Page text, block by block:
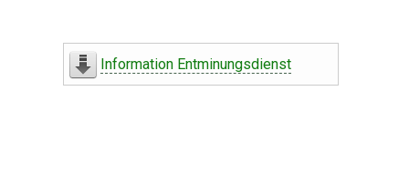
Information Entminungsdienst